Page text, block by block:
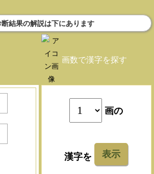
結果の解説は下にあります
画数で漢字を探す
画の
漢字を 表示